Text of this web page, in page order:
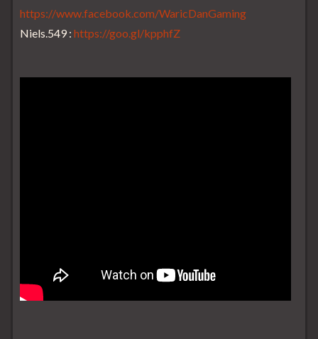
https://www.facebook.com/WaricDanGaming
Niels.549 : https://goo.gl/kpphfZ